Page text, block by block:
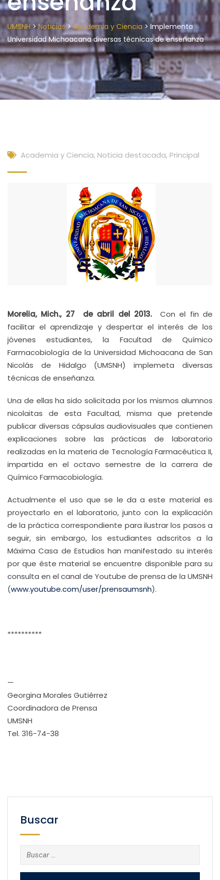
UMSNH>Noticias>Academia y Ciencia > Implementa
Universidad Michoacana diversas técnicas de enseñanza
Academia y Ciencia, Noticia destacada, Principal
Morelia, Mich., 27 de abril del 2013. Con el fin de
facilitar el aprendizaje y despertar el interés de los
jóvenes estudiantes, la Facultad de Químico
Farmacobiología de la Universidad Michoacana de San
Nicolás de Hidalgo (UMSNH) implemeta diversas
técnicas de enseñanza.
Una de ellas ha sido solicitada por los mismos alumnos
nicolaitas de esta Facultad, misma que pretende
publicar diversas cápsulas audiovisuales que contienen
explicaciones sobre las prácticas de laboratorio
realizadas en la materia de Tecnología Farmacéutica II,
impartida en el octavo semestre de la carrera de
Químico Farmacobiología.
Actualmente el uso que se le da a este material es
proyectarlo en el laboratorio, junto con la explicación
de la práctica correspondiente para ilustrar los pasos a
seguir, sin embargo, los estudiantes adscritos a la
Máxima Casa de Estudios han manifestado su interés
por que éste material se encuentre disponible para su
consulta en el canal de Youtube de prensa de la UMSNH
(www.youtube.com/user/prensaumsnh).
**********
—
Georgina Morales Gutiérrez
Coordinadora de Prensa
UMSNH
Tel. 316-74-38
Buscar
Buscar: